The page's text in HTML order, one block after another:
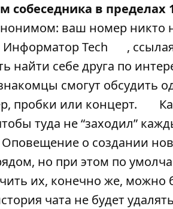
собеседника в пределах
ваш номер никто
Информатор Tech ,
найти себе друга по
смогут обсудить
пробки или концерт.
туда не “заходил”
о создании
но при этом по
их, конечно же, можно
чата не будет